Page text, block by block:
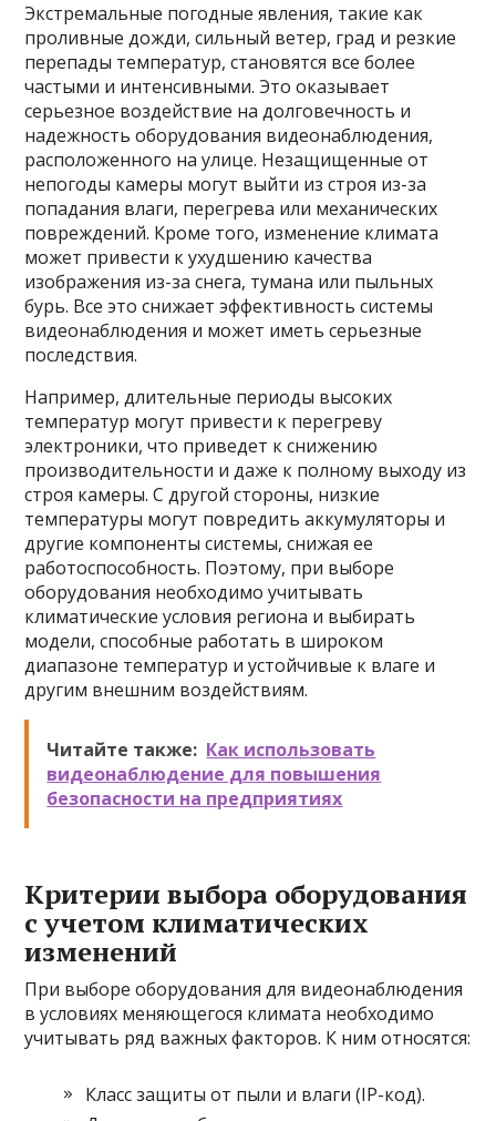
Экстремальные погодные явления, такие как
проливные дожди, сильный ветер, град и резкие
перепады температур, становятся все более
частыми и интенсивными. Это оказывает
серьезное воздействие на долговечность и
надежность оборудования видеонаблюдения,
расположенного на улице. Незащищенные от
непогоды камеры могут выйти из строя из-за
попадания влаги, перегрева или механических
повреждений. Кроме того, изменение климата
может привести к ухудшению качества
изображения из-за снега, тумана или пыльных
бурь. Все это снижает эффективность системы
видеонаблюдения и может иметь серьезные
последствия.
Например, длительные периоды высоких
температур могут привести к перегреву
электроники, что приведет к снижению
производительности и даже к полному выходу из
строя камеры. С другой стороны, низкие
температуры могут повредить аккумуляторы и
другие компоненты системы, снижая ее
работоспособность. Поэтому, при выборе
оборудования необходимо учитывать
климатические условия региона и выбирать
модели, способные работать в широком
диапазоне температур и устойчивые к влаге и
другим внешним воздействиям.
Читайте также: Как использовать
видеонаблюдение для повышения
безопасности на предприятиях
Критерии выбора оборудования
с учетом климатических
изменений
При выборе оборудования для видеонаблюдения
в условиях меняющегося климата необходимо
учитывать ряд важных факторов. К ним относятся:
Класс защиты от пыли и влаги (IP-код).